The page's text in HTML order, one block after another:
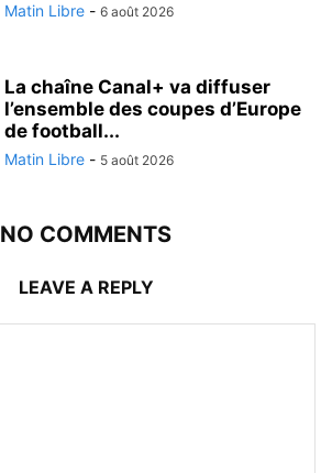
Matin Libre - 6 août 2026
La chaîne Canal+ va diffuser
l’ensemble des coupes d’Europe
de football...
Matin Libre - 5 août 2026
NO COMMENTS
LEAVE A REPLY